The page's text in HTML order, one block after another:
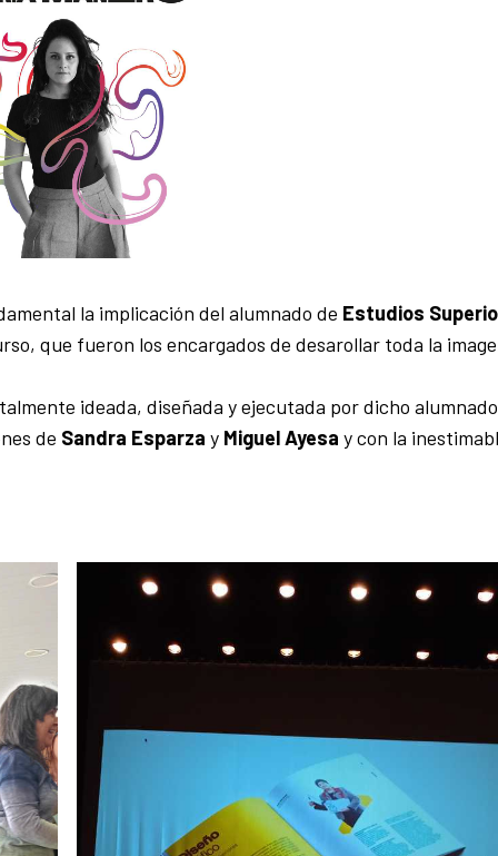
la implicación del alumnado de Estudios
que fueron los encargados de desarollar toda la
ideada, diseñada y ejecutada por dicho
de Sandra Esparza y Miguel Ayesa y con la